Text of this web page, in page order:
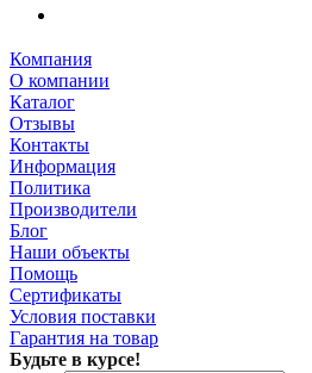
Компания
О компании
Каталог
Отзывы
Контакты
Информация
Политика
Производители
Блог
Наши объекты
Помощь
Сертификаты
Условия поставки
Гарантия на товар
Будьте в курсе!